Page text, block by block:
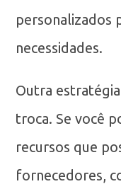
personalizados
necessidades.
Outra
troca. Se você
recursos que
fornecedores,